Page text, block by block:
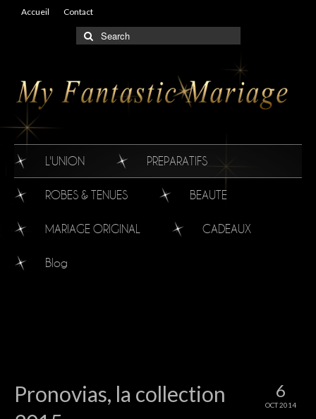
Accueil Contact
L'UNION PREPARATIFS
ROBES & TENUES BEAUTE
MARIAGE ORIGINAL CADEAUX
Blog
6
OCT 2014
Pronovias, la collection